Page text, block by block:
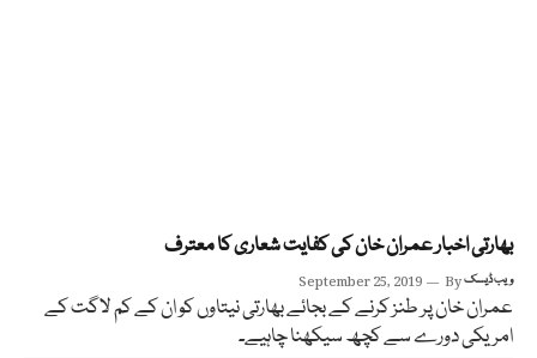
بھارتی اخبار عمران خان کی کفایت شعاری کا معترف
September 25, 2019 Byویب ڈیسک
عمران خان پر طنز کرنے کے بجائے بھارتی نیتاوں کو ان کے کم لاگت کے
امریکی دورے سے کچھ سیکھنا چاہیے۔